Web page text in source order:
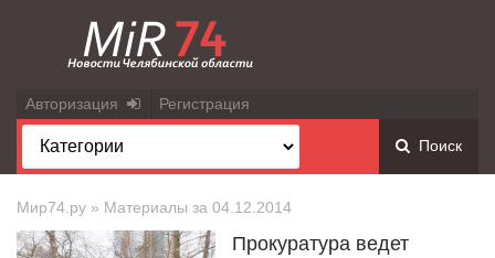
Авторизация Регистрация
Поиск
Мир74.ру » Материалы за 04.12.2014
Прокуратура ведет